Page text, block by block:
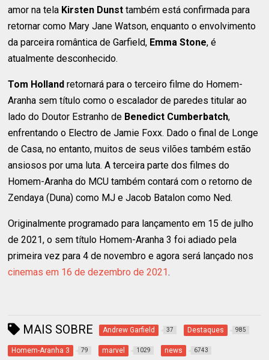
amor na tela Kirsten Dunsttambém está confirmada para
retornar como Mary Jane Watson, enquanto o envolvimento
da parceira romântica de Garfield, Emma Stone, é
atualmente desconhecido.
Tom Hollandretornará para o terceiro filme do Homem-
Aranha sem título como o escalador de paredes titular ao
lado do Doutor Estranho de Benedict Cumberbatch,
enfrentando o Electro de Jamie Foxx. Dado o final de Longe
de Casa, no entanto, muitos de seus vilões também estão
ansiosos por uma luta. A terceira parte dos filmes do
Homem-Aranha do MCU também contará com o retorno de
Zendaya (Duna) como MJ e Jacob Batalon como Ned.
Originalmente programado para lançamento em 15 de julho
de 2021, o sem título Homem-Aranha 3 foi adiado pela
primeira vez para 4 de novembro e agora será lançado nos
cinemas em 16 de dezembro de 2021.
MAIS SOBRE Andrew Garfield 37 Destaques 985
Homem-Aranha 3 79 marvel 1029 news 6743